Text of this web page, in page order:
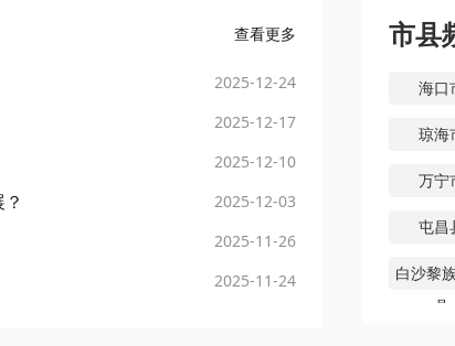
查看更多
2025-12-24
2025-12-17
2025-12-10
2025-12-03
2025-11-26
2025-11-24
市县
海口
琼海
万宁
屯昌
白沙黎
县